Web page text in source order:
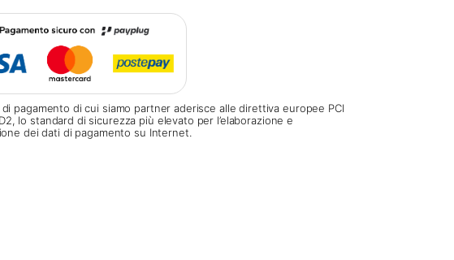
di pagamento di cui siamo partner aderisce alle direttiva europee PCI
lo standard di sicurezza più elevato per l’elaborazione e
dei dati di pagamento su Internet.